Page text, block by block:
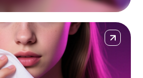
Подробнее